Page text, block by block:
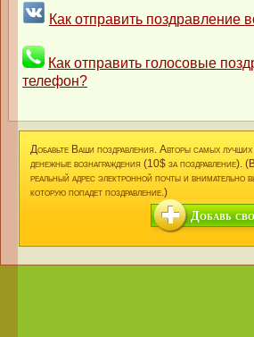
Как отправить поздравление
Как отправить голосовые
телефон?
Добавьте Ваши поздравления. Авторы самых лучших
денежные вознаграждения (10$ за поздравление).
реальный адрес электронной почты и внимательно
которую попадет поздравление.)
Добавь